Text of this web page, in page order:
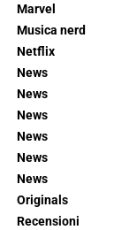
Marvel
Musica nerd
Netflix
News
News
News
News
News
News
Originals
Recensioni